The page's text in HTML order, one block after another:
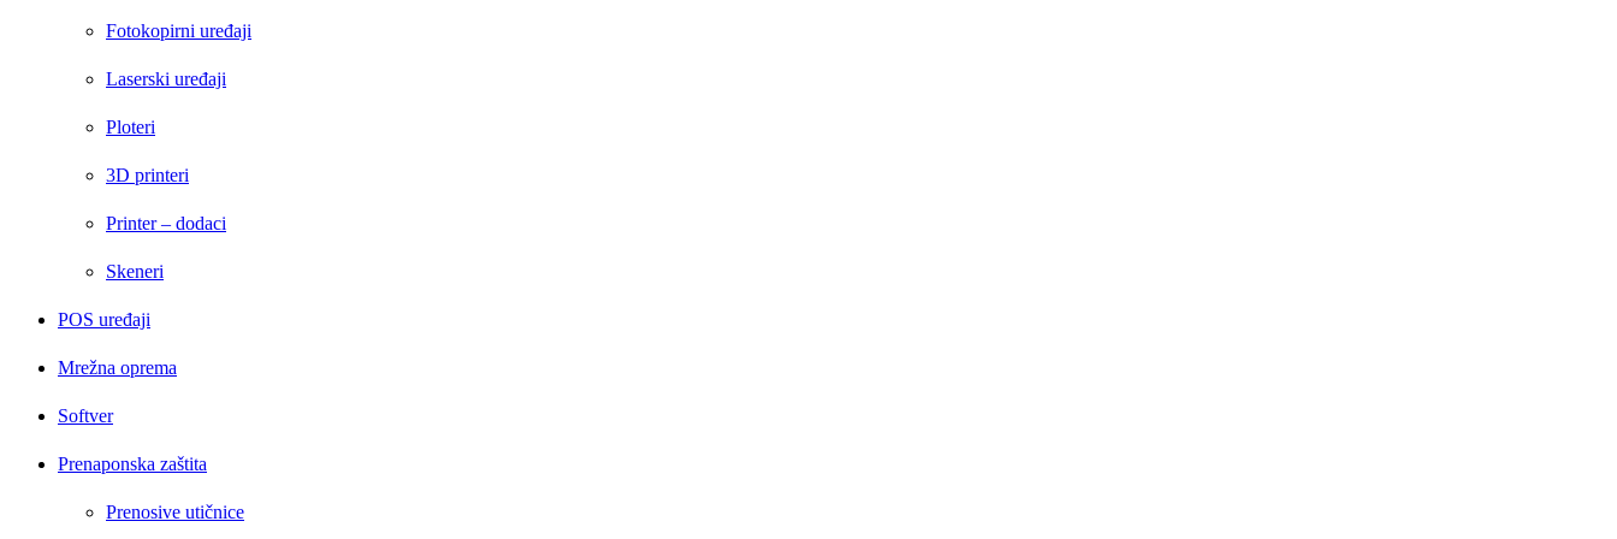
Fotokopirni uređaji
Laserski uređaji
Ploteri
3D printeri
Printer – dodaci
Skeneri
POS uređaji
Mrežna oprema
Softver
Prenaponska zaštita
Prenosive utičnice